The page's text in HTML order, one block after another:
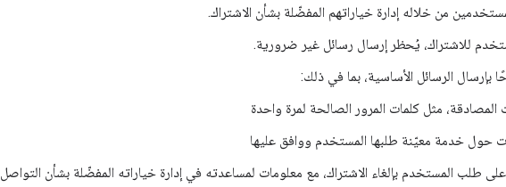
من خلاله إدارة خياراتهم المفضّلة بشأن الاشتراك.
للاشتراك، يُحظر إرسال رسائل غير ضرورية.
بإرسال الرسائل الأساسية، بما في ذلك:
المصادقة، مثل كلمات المرور الصالحة لمرة واحدة
حول خدمة معيّنة طلبها المستخدم ووافق عليها
طلب المستخدم بإلغاء الاشتراك، مع معلومات لمساعدته في إدارة خياراته المفضّلة بشأن التواصل